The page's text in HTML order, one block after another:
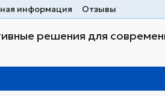
информация Отзывы
решения для